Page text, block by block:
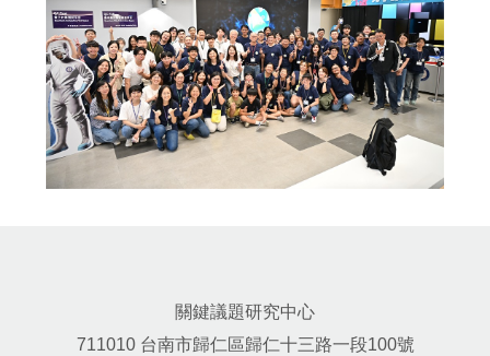
關鍵議題研究中心
711010 台南市歸仁區歸仁十三路一段100號